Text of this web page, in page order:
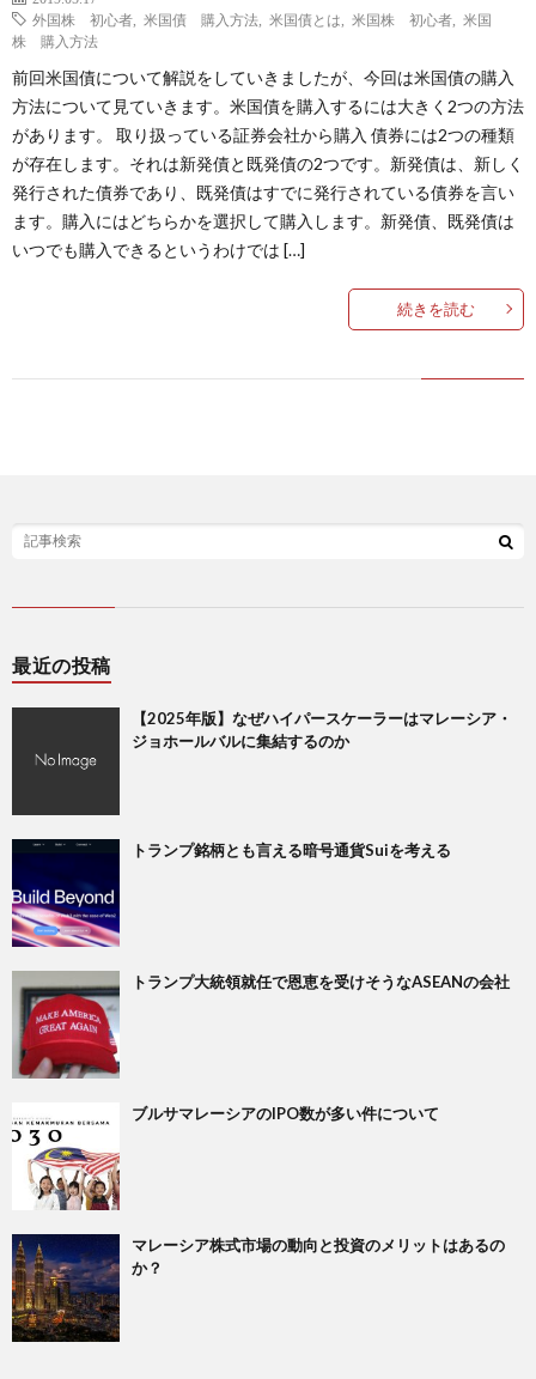
外国株 初心者
米国債 購入方法 米国債とは 米国株 初心者
米国
株 購入方法
前回米国債について解説をしていきましたが、今回は米国債の購入
方法について見ていきます。米国債を購入するには大きく2つの方法
があります。 取り扱っている証券会社から購入 債券には2つの種類
が存在します。それは新発債と既発債の2つです。新発債は、新しく
発行された債券であり、既発債はすでに発行されている債券を言い
ます。購入にはどちらかを選択して購入します。新発債、既発債は
いつでも購入できるというわけでは […]
続きを読む
最近の投稿
【2025年版】なぜハイパースケーラーはマレーシア・
ジョホールバルに集結するのか
トランプ銘柄とも言える暗号通貨Suiを考える
トランプ大統領就任で恩恵を受けそうなASEANの会社
ブルサマレーシアのIPO数が多い件について
マレーシア株式市場の動向と投資のメリットはあるの
か？